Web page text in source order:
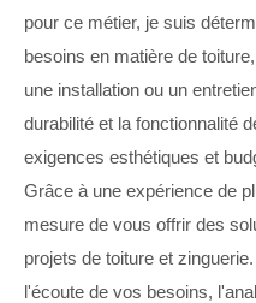
pour ce métier, je suis
besoins en matière de
une installation ou un
durabilité et la fonctionnalité
exigences esthétiques et
Grâce à une expérience de
mesure de vous offrir des
projets de toiture et
l'écoute de vos besoins,